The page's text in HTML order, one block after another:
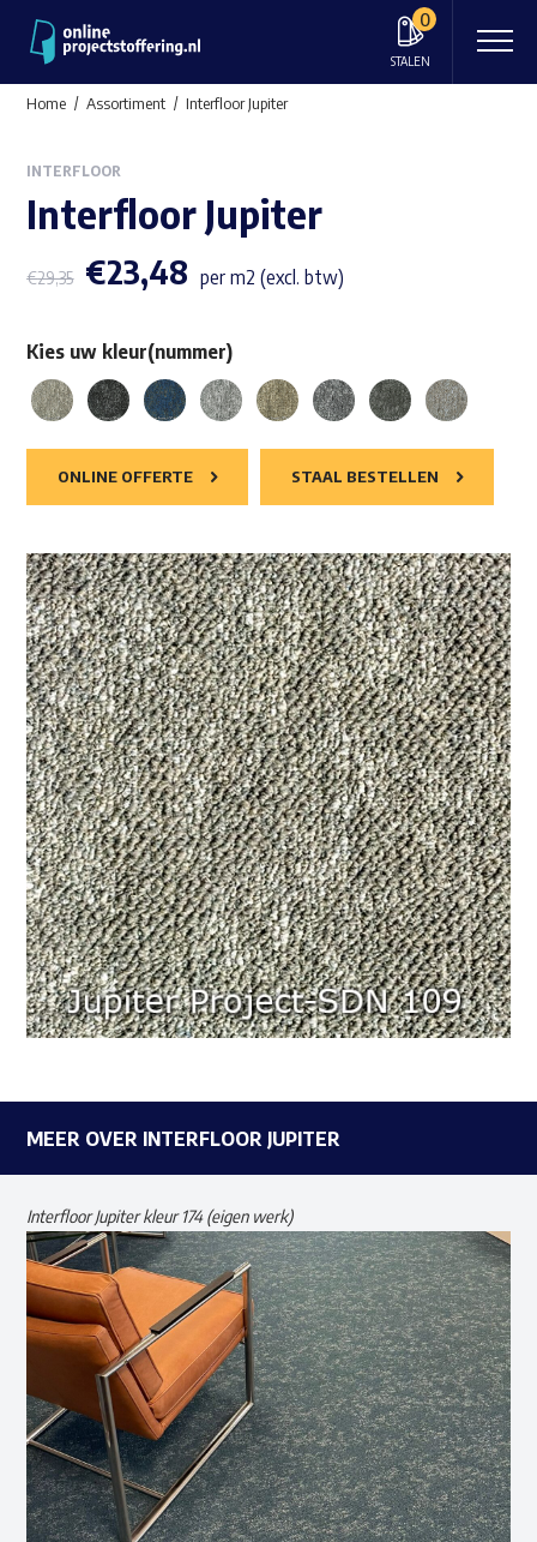
0
STALEN
Home Assortiment Interfloor Jupiter
INTERFLOOR
Interfloor Jupiter
€29,35 €23,48 per m2 (excl. btw)
Kies uw kleur(nummer)
ONLINE OFFERTE STAAL BESTELLEN
MEER OVER INTERFLOOR JUPITER
Interfloor Jupiter kleur 174 (eigen werk)